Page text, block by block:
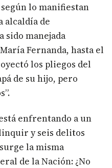
según lo manifiestan
alcaldía de
sido manejada
Fernanda, hasta el
los pliegos del
de su hijo, pero
enfrentando a un
y seis delitos
la misma
de la Nación: ¿No